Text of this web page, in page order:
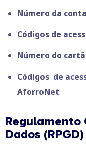
Número da
Códigos de
Número do
Códigos de
AforroNet.
Regulamento
Dados (RPGD)